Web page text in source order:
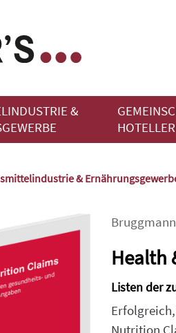
&
&
Bruggmann
Health
Listen der